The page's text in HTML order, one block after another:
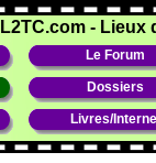
L2TC.com - Lieux
Le Forum
Dossiers
Livres/